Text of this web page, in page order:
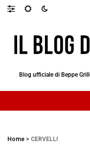
Blog ufficiale di Beppe
Home > CERVELLI